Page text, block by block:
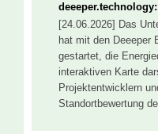
[24.06.2026] Das
hat mit den Deeeper
gestartet, die
interaktiven Karte
Projektentwicklern
Standortbewertung